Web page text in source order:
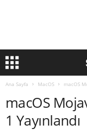
Ana Sayfa MacOS macOS
macOS
1 Yayınlandı